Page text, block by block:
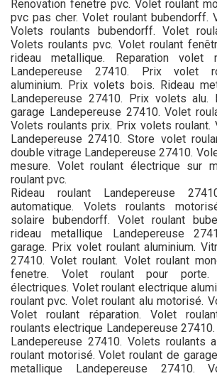
Renovation fenetre pvc. Volet roulant
pvc pas cher. Volet roulant bubendorff.
Volets roulants bubendorff. Volet
Volets roulants pvc. Volet roulant
rideau metallique. Reparation volet
Landepereuse 27410. Prix volet
aluminium. Prix volets bois. Rideau
Landepereuse 27410. Prix volets alu.
garage Landepereuse 27410. Volet
Volets roulants prix. Prix volets roulant.
Landepereuse 27410. Store volet
double vitrage Landepereuse 27410.
mesure. Volet roulant électrique sur
roulant pvc.
Rideau roulant Landepereuse
automatique. Volets roulants
solaire bubendorff. Volet roulant
rideau metallique Landepereuse
garage. Prix volet roulant aluminium.
27410. Volet roulant. Volet roulant
fenetre. Volet roulant pour porte.
électriques. Volet roulant electrique
roulant pvc. Volet roulant alu motorisé.
Volet roulant réparation. Volet
roulants electrique Landepereuse
Landepereuse 27410. Volets roulants
roulant motorisé. Volet roulant de
metallique Landepereuse 27410.